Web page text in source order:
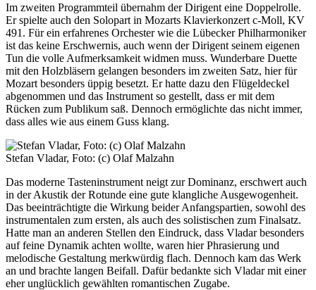
Im zweiten Programmteil übernahm der Dirigent eine Doppelrolle.
Er spielte auch den Solopart in Mozarts Klavierkonzert c-Moll, KV
491. Für ein erfahrenes Orchester wie die Lübecker Philharmoniker
ist das keine Erschwernis, auch wenn der Dirigent seinem eigenen
Tun die volle Aufmerksamkeit widmen muss. Wunderbare Duette
mit den Holzbläsern gelangen besonders im zweiten Satz, hier für
Mozart besonders üppig besetzt. Er hatte dazu den Flügeldeckel
abgenommen und das Instrument so gestellt, dass er mit dem
Rücken zum Publikum saß. Dennoch ermöglichte das nicht immer,
dass alles wie aus einem Guss klang.
Stefan Vladar, Foto: (c) Olaf Malzahn
Das moderne Tasteninstrument neigt zur Dominanz, erschwert auch
in der Akustik der Rotunde eine gute klangliche Ausgewogenheit.
Das beeinträchtigte die Wirkung beider Anfangspartien, sowohl des
instrumentalen zum ersten, als auch des solistischen zum Finalsatz.
Hatte man an anderen Stellen den Eindruck, dass Vladar besonders
auf feine Dynamik achten wollte, waren hier Phrasierung und
melodische Gestaltung merkwürdig flach. Dennoch kam das Werk
an und brachte langen Beifall. Dafür bedankte sich Vladar mit einer
eher unglücklich gewählten romantischen Zugabe.